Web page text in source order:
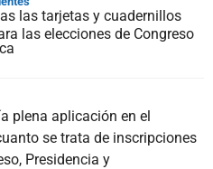
las tarjetas y cuadernillos
las elecciones de Congreso
plena aplicación en el
se trata de inscripciones
Presidencia y